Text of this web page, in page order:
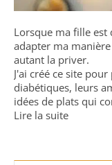
Lorsque ma fille est
adapter ma
autant la priver.
J'ai créé ce site
diabétiques, leurs
idées de plats qui
Lire la suite